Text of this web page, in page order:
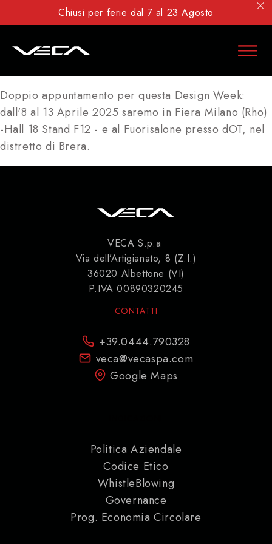
Chiusi per ferie dal 7 al 23 Agosto
Doppio appuntamento per questa Design Week:
dall'8 al 13 Aprile 2025 saremo in Fiera Milano (Rho)
-Hall 18 Stand F12 - e al Fuorisalone presso dOT, nel
distretto di Brera.
VECA S.p.a
Via dell’Artigianato, 8 (Z.I.)
36020 Albettone (VI)
P.IVA 00890320245
CONTATTI
+39.0444.790328
veca@vecaspa.com
Google Maps
Politica Aziendale
Codice Etico
WhistleBlowing
Governance
Prog. Economia Circolare